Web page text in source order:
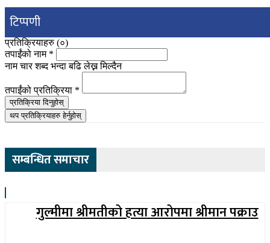
टिप्पणी
प्रतिक्रियाहरु (०)
तपाईंको नाम *
नाम चार शब्द भन्दा बढि लेख्न मिल्दैन
तपाईंको प्रतिक्रिया *
प्रतिक्रिया दिनुहोस्
थप प्रतिक्रियाहरु हेर्नुहोस्
सम्बन्धित समाचार
गुल्मीमा श्रीमतीको हत्या आरोपमा श्रीमान पक्राउ